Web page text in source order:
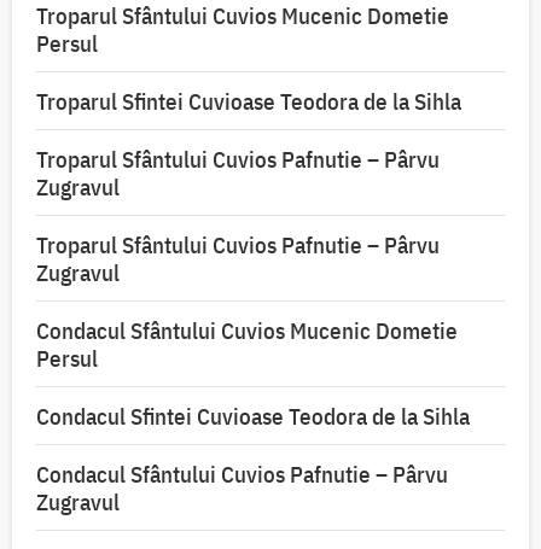
Troparul Sfântului Cuvios Mucenic Dometie
Persul
Troparul Sfintei Cuvioase Teodora de la Sihla
Troparul Sfântului Cuvios Pafnutie – Pârvu
Zugravul
Troparul Sfântului Cuvios Pafnutie – Pârvu
Zugravul
Condacul Sfântului Cuvios Mucenic Dometie
Persul
Condacul Sfintei Cuvioase Teodora de la Sihla
Condacul Sfântului Cuvios Pafnutie – Pârvu
Zugravul